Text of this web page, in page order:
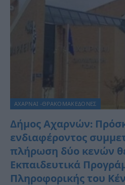
ΑΧΑΡΝΑΙ -ΘΡΑΚΟΜΑΚΕΔΟΝΕΣ
Δήμος Αχαρνών:
ενδιαφέροντος
πλήρωση δύο κενών
Εκπαιδευτικά
Πληροφορικής του